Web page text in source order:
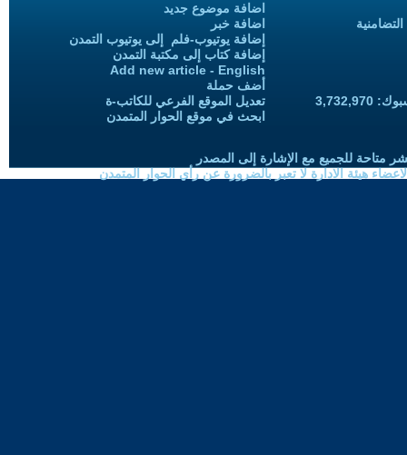
اضافة موضوع جديد
اضافة خبر
إضافة يوتيوب-فلم إلى يوتيوب التمدن
إضافة كتاب إلى مكتبة التمدن
Add new article - English
أضف حملة
تعديل الموقع الفرعي للكاتب-ة
ابحث في موقع الحوار المتمدن
متاحة للجميع مع الإشارة إلى المصدر
هيئة الادارة لا تعبر بالضرورة عن رأي الحوار المتمدن